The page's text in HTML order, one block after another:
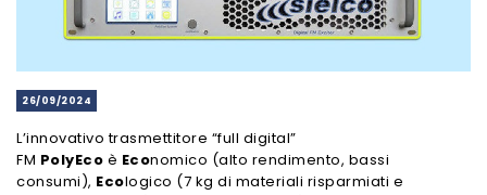
26/09/2024
L’innovativo trasmettitore “full digital”
FM PolyEco è Economico (alto rendimento, bassi
consumi), Ecologico (7 kg di materiali risparmiati e